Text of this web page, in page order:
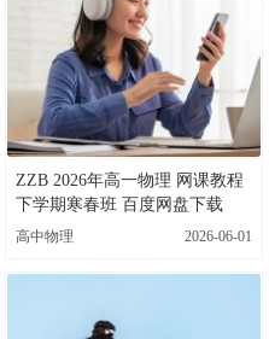
ZZB 2026年高一物理 网课教程
下学期寒春班 百度网盘下载
高中物理 2026-06-01